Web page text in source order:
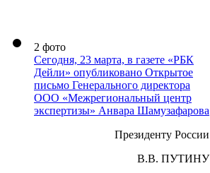
2 фото
Сегодня, 23 марта, в газете «РБК
Дейли» опубликовано Открытое
письмо Генерального директора
ООО «Межрегиональный центр
экспертизы» Анвара Шамузафарова
Президенту России
В.В. ПУТИНУ